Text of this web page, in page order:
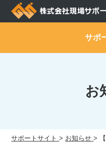
Skip
サポ
お
サポートサイト > お知らせ >